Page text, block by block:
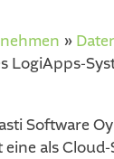
»
LogiApps-
Software
als Cloud-